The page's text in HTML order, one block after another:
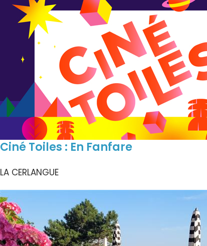
Ciné Toiles : En Fanfare
LA CERLANGUE